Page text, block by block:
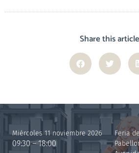
Share this article
Miércoles 11 noviembre 2026
09:30 – 18:00
Feria